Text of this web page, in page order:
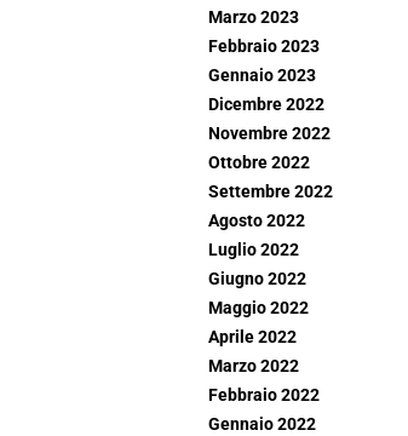
Marzo 2023
Febbraio 2023
Gennaio 2023
Dicembre 2022
Novembre 2022
Ottobre 2022
Settembre 2022
Agosto 2022
Luglio 2022
Giugno 2022
Maggio 2022
Aprile 2022
Marzo 2022
Febbraio 2022
Gennaio 2022